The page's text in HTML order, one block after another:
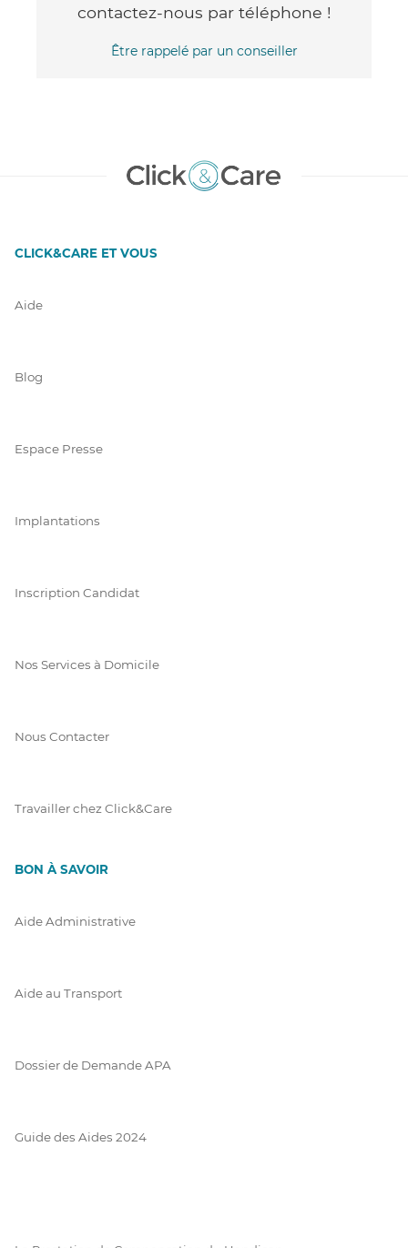
contactez-nous par téléphone !
Être rappelé par un conseiller
CLICK&CARE ET VOUS
Aide
Blog
Espace Presse
Implantations
Inscription Candidat
Nos Services à Domicile
Nous Contacter
Travailler chez Click&Care
BON À SAVOIR
Aide Administrative
Aide au Transport
Dossier de Demande APA
Guide des Aides 2024